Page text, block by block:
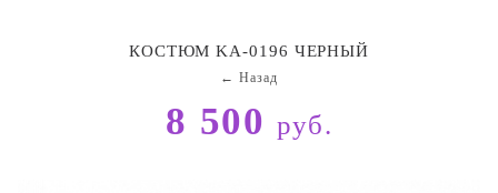
КОСТЮМ KA-0196 ЧЕРНЫЙ
← Назад
8 500руб.